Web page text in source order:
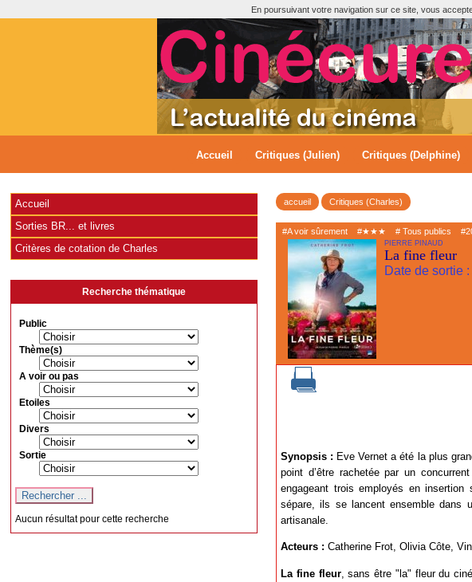
En poursuivant votre navigation sur ce site, vous
Accueil Critiques (Julien) Critiques (Delphine)
accueil Critiques (Charles)
#A voir sûrement #★★★ # Tous publics
PIERRE PINAUD
La fine fleur
Date de sortie
Synopsis : Eve Vernet a été la plus
point d’être rachetée par un
engageant trois employés en
sépare, ils se lancent ensemble dans
artisanale.
Acteurs : Catherine Frot, Olivia Côte,
La fine fleur, sans être "la" fleur du
Accueil
Sorties BR... et livres
Critères de cotation de Charles
Recherche thématique
Public
Thème(s)
A voir ou pas
Etoiles
Divers
Sortie
Aucun résultat pour cette recherche